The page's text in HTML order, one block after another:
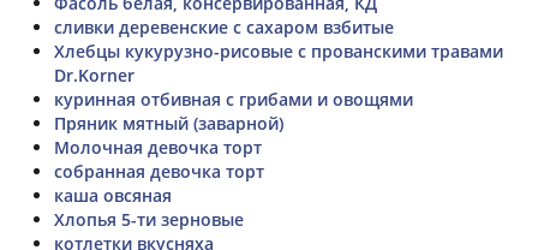
сливки деревенские с сахаром взбитые
Хлебцы кукурузно-рисовые с прованскими травами
Dr.Korner
куринная отбивная с грибами и овощями
Пряник мятный (заварной)
Молочная девочка торт
собранная девочка торт
каша овсяная
Хлопья 5-ти зерновые
котлетки вкусняха